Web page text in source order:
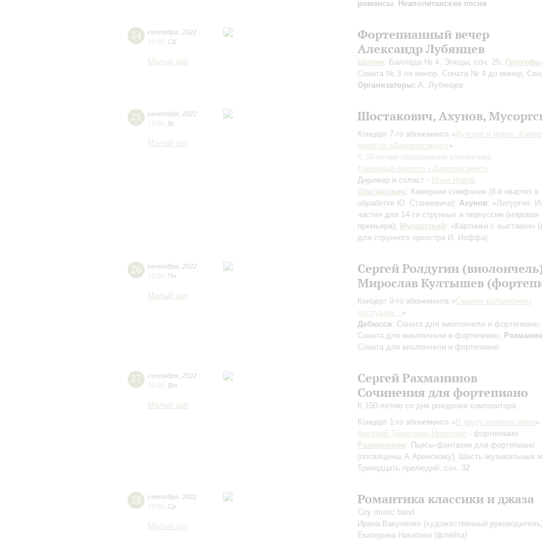
романсы; Неаполитанские песни
24 сентября 2022
19:00 Сб
Малый зал
Фортепианный вечер
Александр Лубянцев
Шопен: Баллада № 4, Этюды, соч. 25;
Соната № 3 ля минор, Соната № 4 до минор,
Организаторы: А. Лубянцев
25 сентября 2022
19:00 Вс
Малый зал
Шостакович, Ахунов,
Концерт 7-го абонемента «Лучшее и новое.
оркестр «Дивертисмент»»
К 30-летию образования коллектива
Камерный оркестр «Дивертисмент»
Дирижер и солист - Илья Иофф
Шостакович : Камерная симфония (8-й квартет в
обработке Ю. Станкевича); Ахунов: «Литургия.
части» для 14-ти струнных и перкуссии (мировая
премьера); Мусоргский: «Картинки с выставки»
для струнного оркестра И. Иоффа)
26 сентября 2022
19:00 Пн
Малый зал
Сергей Ролдугин
Мирослав Култышев
Концерт 9-го абонемента «Смычку волшебному
послушна… »
Дебюсси: Соната для виолончели и фортепиано;
Соната для виолончели и фортепиано;
Соната для виолончели и фортепиано
27 сентября 2022
19:00 Вт
Малый зал
Сергей Рахманинов
Сочинения для фортепиано
К 150-летию со дня рождения композитора
Концерт 1-го абонемента « В кругу великих имен»
Арсений Тарасевич-Николаев - фортепиано
Рахманинов: Пьесы-фантазии для фортепиано
(посвящены А.Аренскому), Шесть музыкальных
Тринадцать прелюдий, соч. 32
28 сентября 2022
19:00 Ср
Малый зал
Романтика классики и джаза
City music band
Ирина Вакуленко (художественный руководитель)
Екатерина Никитина (флейта)